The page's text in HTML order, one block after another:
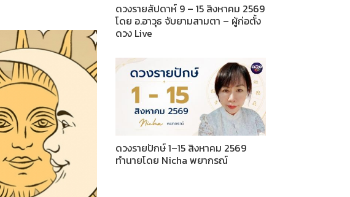
ดวงรายสัปดาห์ 9 – 15 สิงหาคม 2569
โดย อ.อาวุธ จับยามสามตา – ผู้ก่อตั้ง
ดวง Live
ดวงรายปักษ์ 1–15 สิงหาคม 2569
ทำนายโดย Nicha พยากรณ์